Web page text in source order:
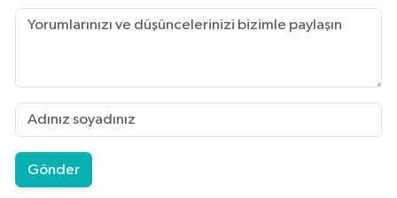
Gönder